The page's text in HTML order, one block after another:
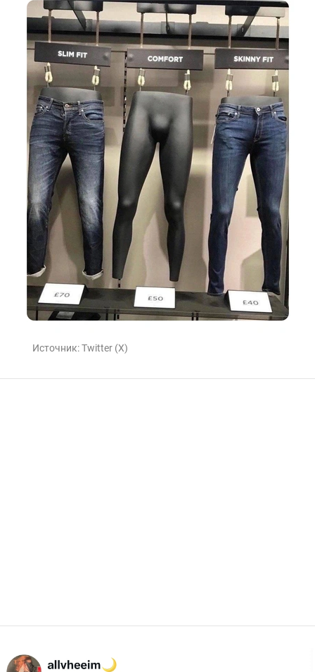
Источник:Twitter (X)